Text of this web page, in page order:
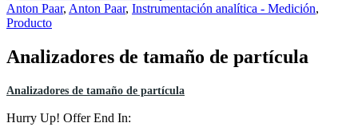
Anton Paar, Anton Paar, Instrumentación analítica - Medición,
Producto
Analizadores de tamaño de partícula
Analizadores de tamaño de partícula
Hurry Up! Offer End In: